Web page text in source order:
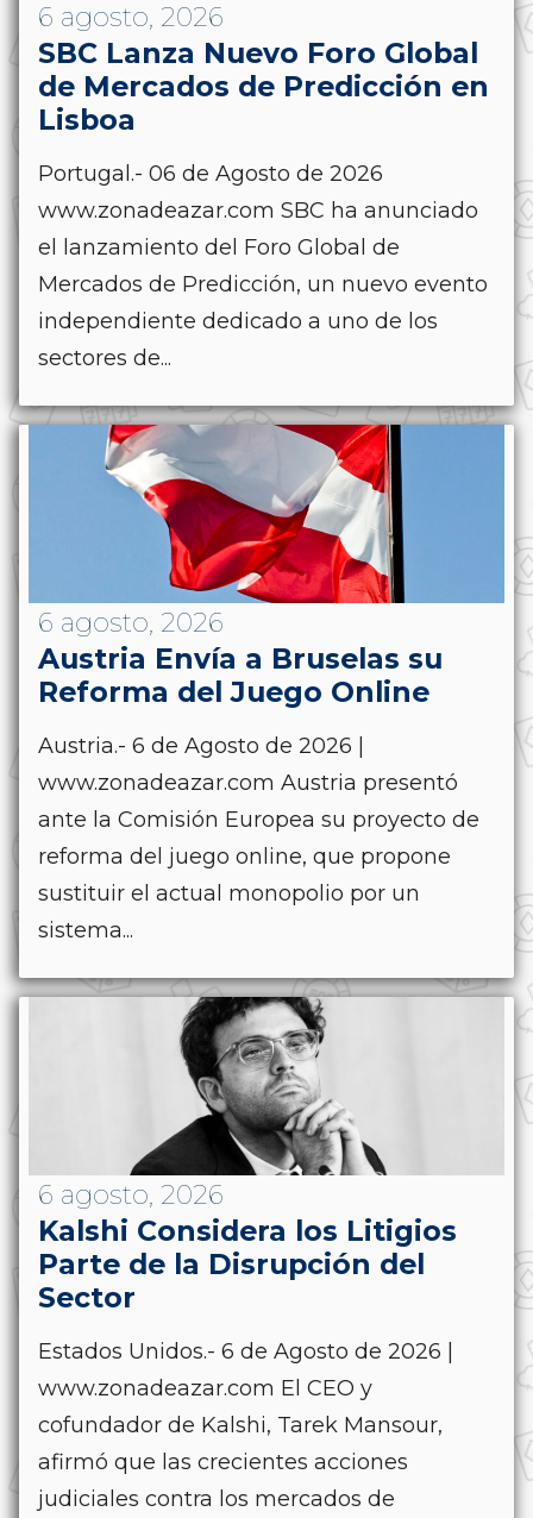
6 agosto, 2026
SBC Lanza Nuevo Foro Global
de Mercados de Predicción en
Lisboa
Portugal.- 06 de Agosto de 2026
www.zonadeazar.com SBC ha anunciado
el lanzamiento del Foro Global de
Mercados de Predicción, un nuevo evento
independiente dedicado a uno de los
sectores de...
6 agosto, 2026
Austria Envía a Bruselas su
Reforma del Juego Online
Austria.- 6 de Agosto de 2026 |
www.zonadeazar.com Austria presentó
ante la Comisión Europea su proyecto de
reforma del juego online, que propone
sustituir el actual monopolio por un
sistema...
6 agosto, 2026
Kalshi Considera los Litigios
Parte de la Disrupción del
Sector
Estados Unidos.- 6 de Agosto de 2026 |
www.zonadeazar.com El CEO y
cofundador de Kalshi, Tarek Mansour,
afirmó que las crecientes acciones
judiciales contra los mercados de